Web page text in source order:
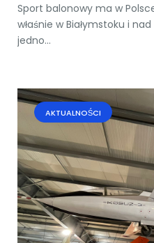
Sport balonowy ma w
właśnie w Białymstoku i
jedno...
AKTUALNOŚCI